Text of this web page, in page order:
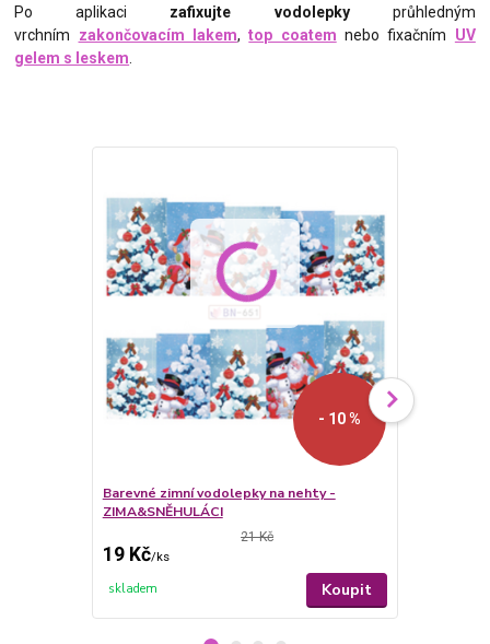
Po aplikaci zafixujte vodolepkyprůhledným
vrchním zakončovacím lakem,top coatem nebo fixačním UV
gelem s leskem
- 10 %
Barevné zimní vodolepky na nehty -
ZIMA&SNĚHULÁCI
21 Kč
19 Kč/ks
skladem Koupit